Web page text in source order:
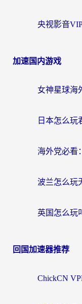
加速国内游戏
回国加速器推荐